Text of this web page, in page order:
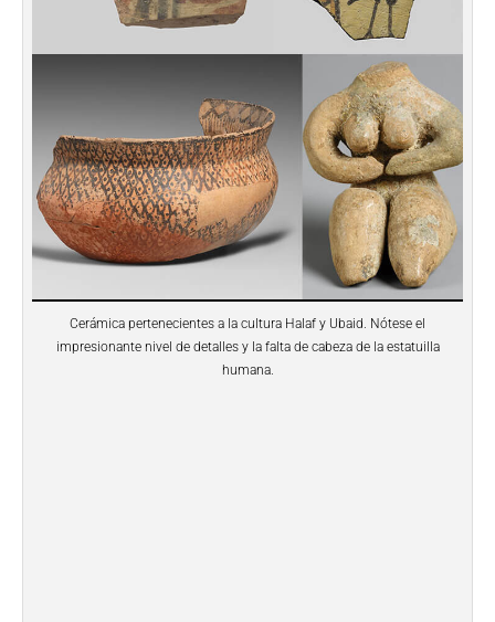
Cerámica pertenecientes a la cultura Halaf y Ubaid. Nótese el
impresionante nivel de detalles y la falta de cabeza de la estatuilla
humana.